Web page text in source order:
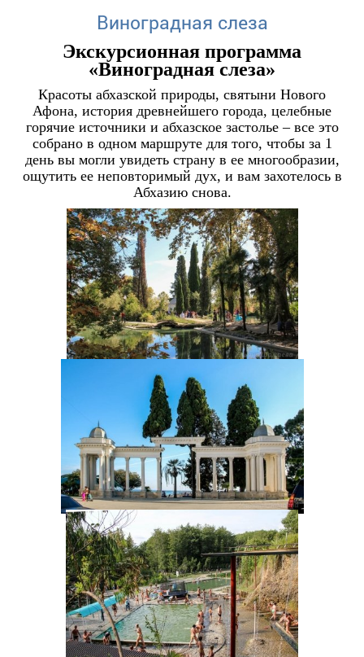
Виноградная слеза
Экскурсионная программа
«Виноградная слеза»
Красоты абхазской природы, святыни Нового
Афона, история древнейшего города, целебные
горячие источники и абхазское застолье – все это
собрано в одном маршруте для того, чтобы за 1
день вы могли увидеть страну в ее многообразии,
ощутить ее неповторимый дух, и вам захотелось в
Абхазию снова.